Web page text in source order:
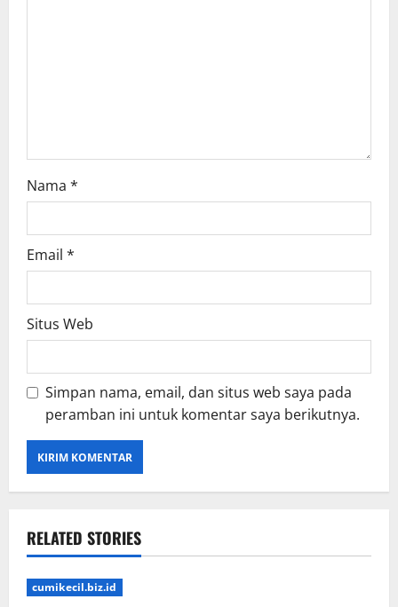
Nama *
Email *
Situs Web
Simpan nama, email, dan situs web saya pada
peramban ini untuk komentar saya berikutnya.
RELATED STORIES
cumikecil.biz.id